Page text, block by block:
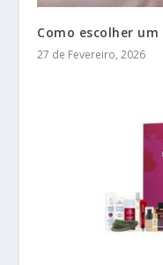
Como escolher
27 de Fevereiro, 2026